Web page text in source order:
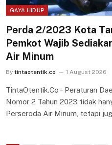
GAYA HIDUP
Perda 2/2023 Kota
Pemkot Wajib
Air Minum
By tintaotentik.co 1 August 2026
TintaOtentik.Co – Peraturan
Nomor 2 Tahun 2023 tidak
Perseroda Air Minum, tetapi